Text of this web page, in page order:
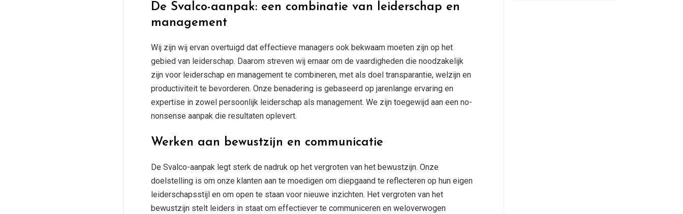
De Svalco-aanpak: een combinatie van leiderschap en
management
Wij zijn wij ervan overtuigd dat effectieve managers ook bekwaam moeten zijn op het
gebied van leiderschap. Daarom streven wij ernaar om de vaardigheden die noodzakelijk
zijn voor leiderschap en management te combineren, met als doel transparantie, welzijn en
productiviteit te bevorderen. Onze benadering is gebaseerd op jarenlange ervaring en
expertise in zowel persoonlijk leiderschap als management. We zijn toegewijd aan een no-
nonsense aanpak die resultaten oplevert.
Werken aan bewustzijn en communicatie
De Svalco-aanpak legt sterk de nadruk op het vergroten van het bewustzijn. Onze
doelstelling is om onze klanten aan te moedigen om diepgaand te reflecteren op hun eigen
leiderschapsstijl en om open te staan voor nieuwe inzichten. Het vergroten van het
bewustzijn stelt leiders in staat om effectiever te communiceren en weloverwogen